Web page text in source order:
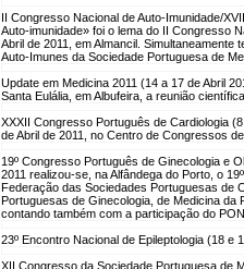
II Congresso Nacional de Auto-Imunidade/
Auto-imunidade» foi o lema do II Congresso
Abril de 2011, em Almancil.
Auto-Imunes da Sociedade Portuguesa de
Update em Medicina 2011 (14 a 17 de Abril
Santa Eulália, em Albufeira, a reunião
XXXII Congresso Português de Cardiologia
de Abril de 2011, no Centro de Congressos
19º Congresso Português de Ginecologia e
2011 realizou-se, na Alfândega do Porto, o
Federação das Sociedades Portuguesas de
Portuguesas de Ginecologia, de Medicina
contando também com a participação do
23º Encontro Nacional de Epileptologia (18 e
XII Congresso da Sociedade Portuguesa de